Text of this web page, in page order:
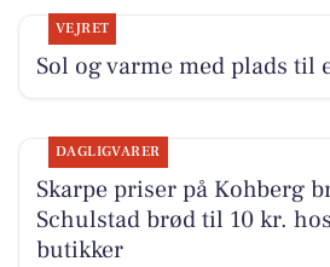
VEJRET
Sol og varme med plads til
DAGLIGVARER
Skarpe priser på Kohberg
Schulstad brød til 10 kr.
butikker